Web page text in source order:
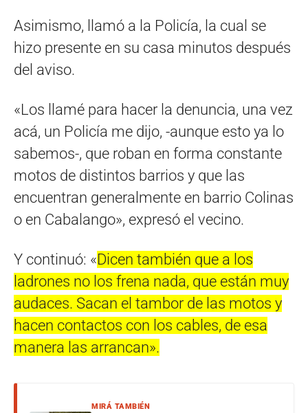
Asimismo, llamó a la Policía, la cual se
hizo presente en su casa minutos después
del aviso.
«Los llamé para hacer la denuncia, una vez
acá, un Policía me dijo, -aunque esto ya lo
sabemos-, que roban en forma constante
motos de distintos barrios y que las
encuentran generalmente en barrio Colinas
o en Cabalango», expresó el vecino.
Y continuó: «Dicen también que a los
ladrones no los frena nada, que están muy
audaces. Sacan el tambor de las motos y
hacen contactos con los cables, de esa
manera las arrancan».
MIRÁ TAMBIÉN